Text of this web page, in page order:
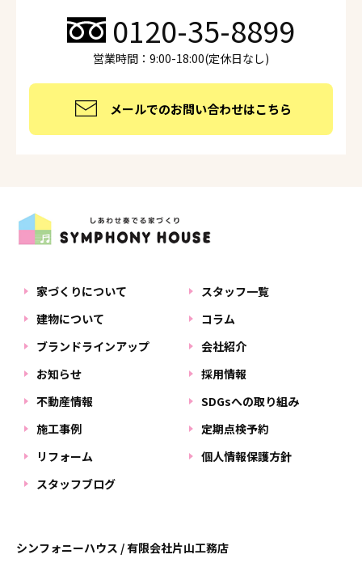
0120-35-8899
営業時間：9:00-18:00(定休日なし)
メールでのお問い合わせはこちら
家づくりについて
建物について
ブランドラインアップ
お知らせ
不動産情報
施工事例
リフォーム
スタッフブログ
スタッフ一覧
コラム
会社紹介
採用情報
SDGsへの取り組み
定期点検予約
個人情報保護方針
シンフォニーハウス / 有限会社片山工務店